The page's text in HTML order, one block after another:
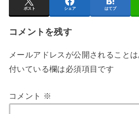
ポスト シェア はてブ
コメントを残す
メールアドレスが公開されることは
付いている欄は必須項目です
コメント ※